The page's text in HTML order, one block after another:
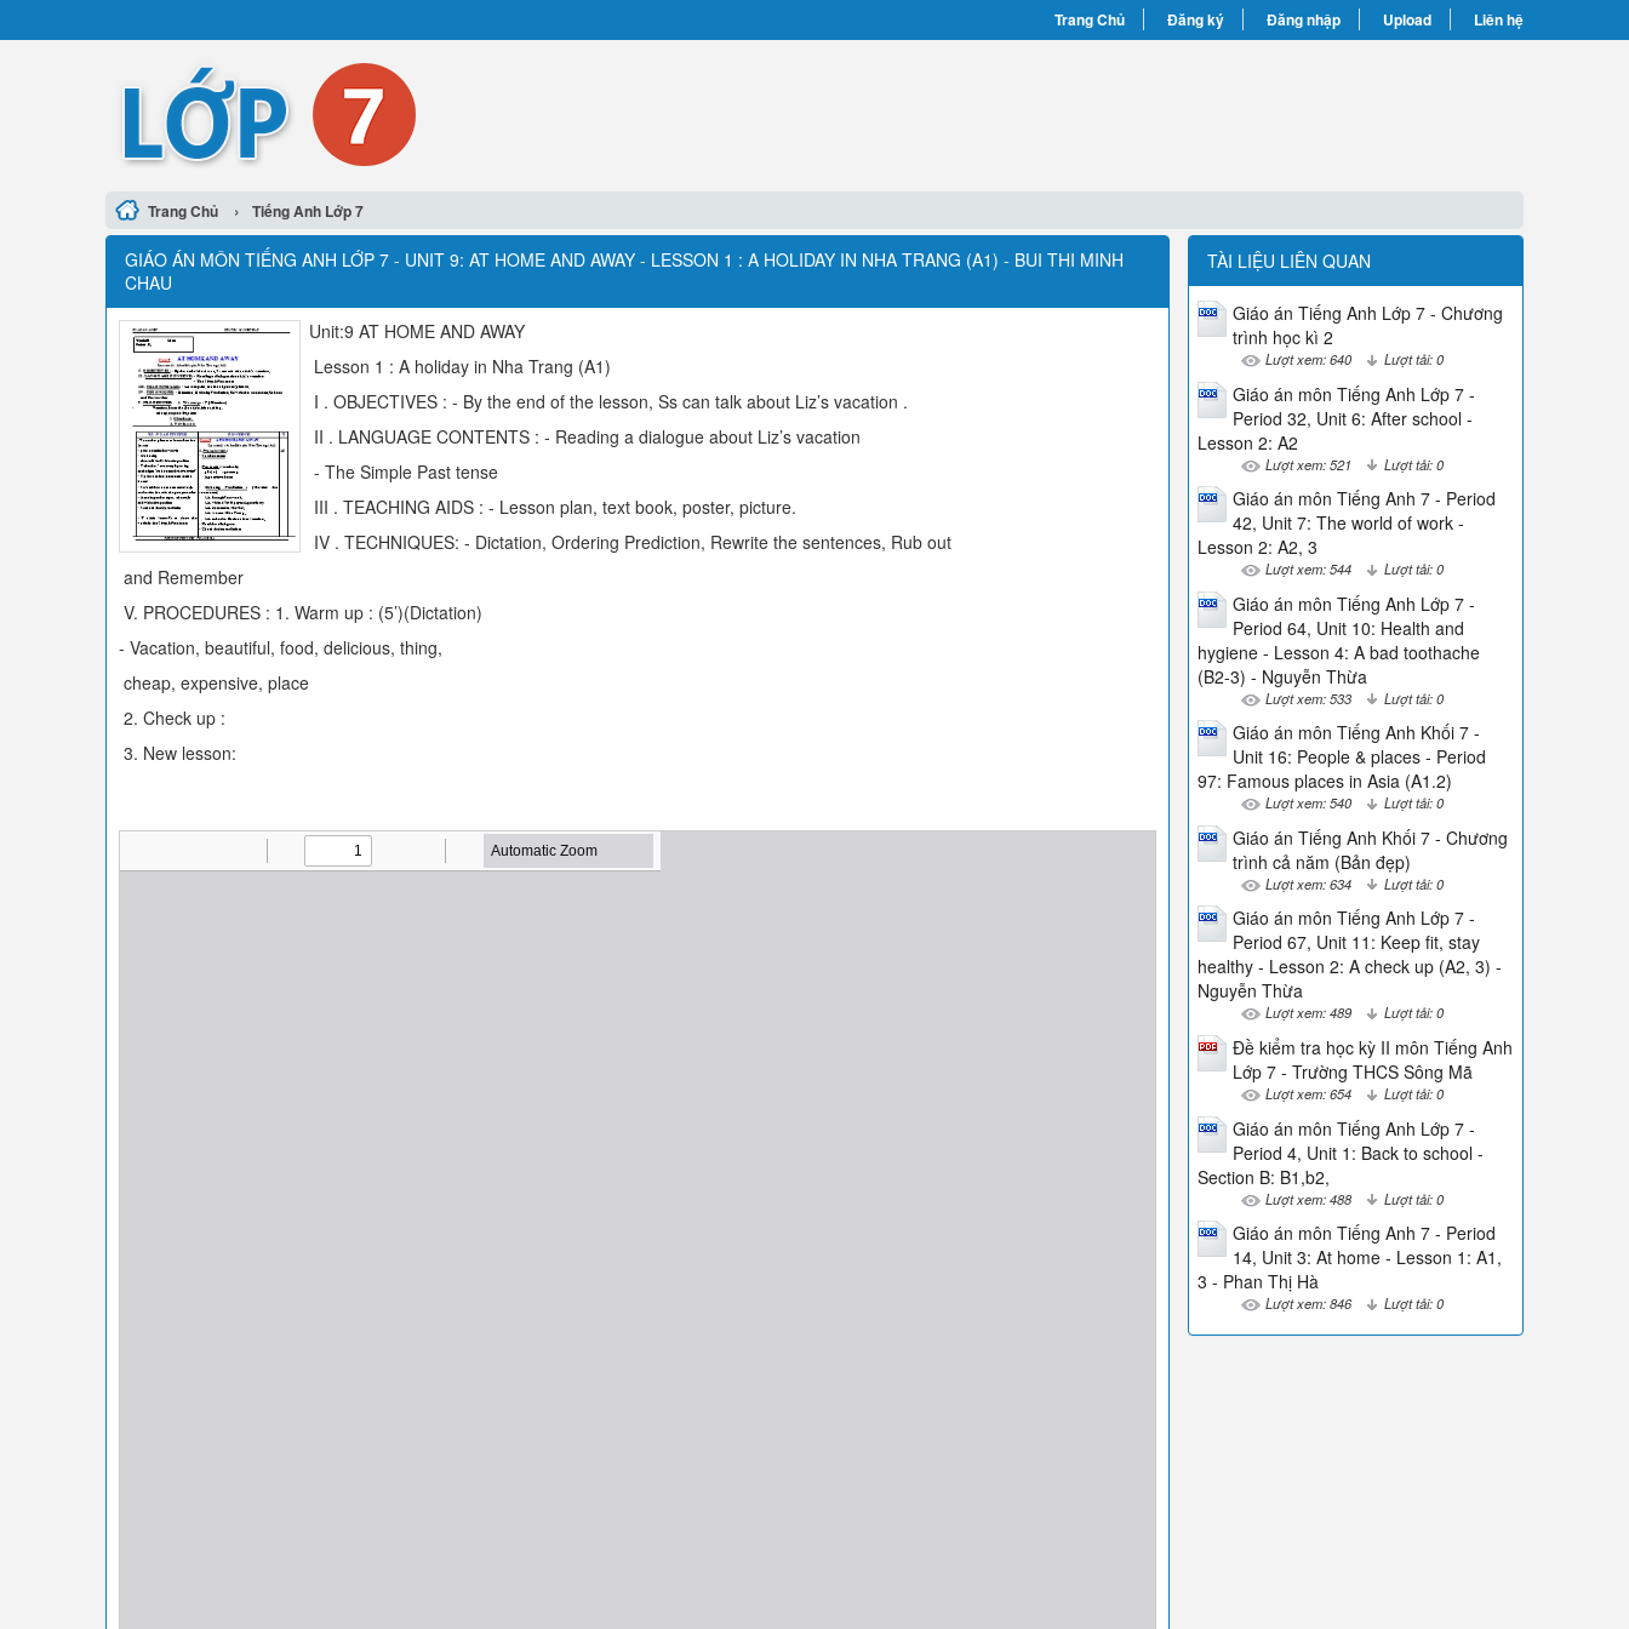
Trang Chủ Đăng ký Đăng nhập Upload Liên hệ
Trang Chủ › Tiếng Anh Lớp 7
GIÁO ÁN MÔN TIẾNG ANH LỚP 7 - UNIT 9: AT HOME AND AWAY - LESSON 1 : A HOLIDAY IN NHA TRANG (A1) - BUI THI MINH
CHAU
Unit:9 AT HOME AND AWAY
Lesson 1 : A holiday in Nha Trang (A1)
I . OBJECTIVES : - By the end of the lesson, Ss can talk about Liz’s vacation .
II . LANGUAGE CONTENTS : - Reading a dialogue about Liz’s vacation
- The Simple Past tense
III . TEACHING AIDS : - Lesson plan, text book, poster, picture.
IV . TECHNIQUES: - Dictation, Ordering Prediction, Rewrite the sentences, Rub out
and Remember
V. PROCEDURES : 1. Warm up : (5’)(Dictation)
- Vacation, beautiful, food, delicious, thing,
cheap, expensive, place
2. Check up :
3. New lesson:
TÀI LIỆU LIÊN QUAN
Giáo án Tiếng Anh Lớp 7 - Chương
trình học kì 2
Lượt xem: 640 Lượt tải: 0
Giáo án môn Tiếng Anh Lớp 7 -
Period 32, Unit 6: After school -
Lesson 2: A2
Lượt xem: 521 Lượt tải: 0
Giáo án môn Tiếng Anh 7 - Period
42, Unit 7: The world of work -
Lesson 2: A2, 3
Lượt xem: 544 Lượt tải: 0
Giáo án môn Tiếng Anh Lớp 7 -
Period 64, Unit 10: Health and
hygiene - Lesson 4: A bad toothache
(B2-3) - Nguyễn Thừa
Lượt xem: 533 Lượt tải: 0
Giáo án môn Tiếng Anh Khối 7 -
Unit 16: People & places - Period
97: Famous places in Asia (A1.2)
Lượt xem: 540 Lượt tải: 0
Giáo án Tiếng Anh Khối 7 - Chương
trình cả năm (Bản đẹp)
Lượt xem: 634 Lượt tải: 0
Giáo án môn Tiếng Anh Lớp 7 -
Period 67, Unit 11: Keep fit, stay
healthy - Lesson 2: A check up (A2, 3) -
Nguyễn Thừa
Lượt xem: 489 Lượt tải: 0
Đề kiểm tra học kỳ II môn Tiếng Anh
Lớp 7 - Trường THCS Sông Mã
Lượt xem: 654 Lượt tải: 0
Giáo án môn Tiếng Anh Lớp 7 -
Period 4, Unit 1: Back to school -
Section B: B1,b2,
Lượt xem: 488 Lượt tải: 0
Giáo án môn Tiếng Anh 7 - Period
14, Unit 3: At home - Lesson 1: A1,
3 - Phan Thị Hà
Lượt xem: 846 Lượt tải: 0